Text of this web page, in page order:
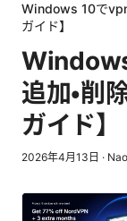
Windows 10でvpn
ガイド】
追加・削
ガイド】
2026年4月13日 ·